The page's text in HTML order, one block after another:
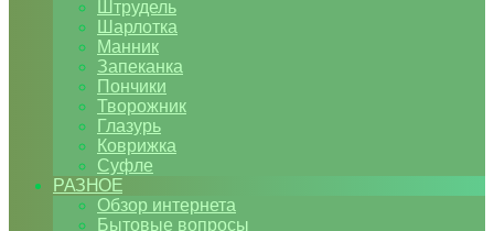
Штрудель
Шарлотка
Манник
Запеканка
Пончики
Творожник
Глазурь
Коврижка
Суфле
РАЗНОЕ
Обзор интернета
Бытовые вопросы